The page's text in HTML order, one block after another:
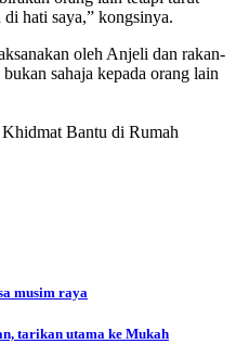
hati saya,” kongsinya.
oleh Anjeli dan rakan-
sahaja kepada orang lain
Bantu di Rumah
musim raya
tarikan utama ke Mukah